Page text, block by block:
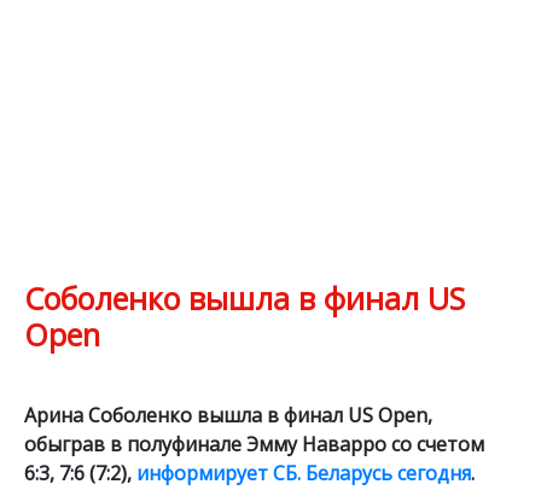
Соболенко вышла в финал US
Open
Арина Соболенко вышла в финал US Open,
обыграв в полуфинале Эмму Наварро со счетом
6:3, 7:6 (7:2), информирует СБ. Беларусь сегодня.